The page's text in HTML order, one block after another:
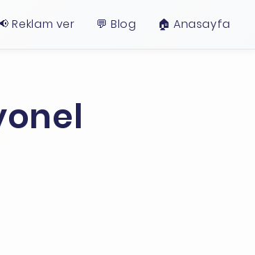
Reklam ver 💬 Blog 🏠︎ Anasayfa